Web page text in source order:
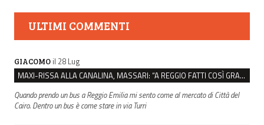
ULTIMI COMMENTI
GIACOMO il 28 Lug
MAXI-RISSA ALLA CANALINA, MASSARI: “A REGGIO FATTI COSÌ GRAVI NON DEVONO TROVARE SPAZIO”
Quando prendo un bus a Reggio Emilia mi sento come al mercato di Città del
Cairo. Dentro un bus è come stare in via Turri